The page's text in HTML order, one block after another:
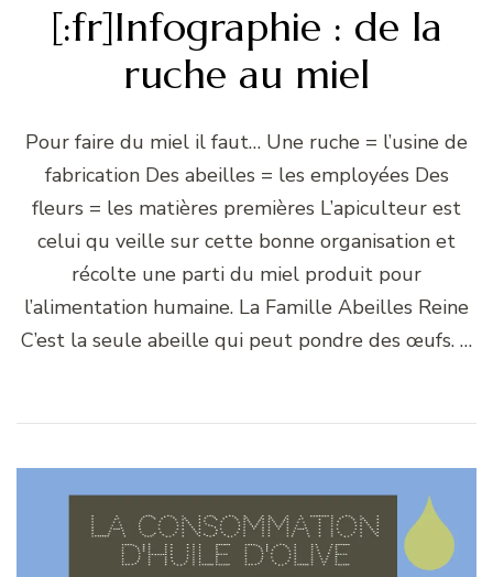
[:fr]Infographie : de la
ruche au miel
Pour faire du miel il faut… Une ruche = l’usine de
fabrication Des abeilles = les employées Des
fleurs = les matières premières L’apiculteur est
celui qu veille sur cette bonne organisation et
récolte une parti du miel produit pour
l’alimentation humaine. La Famille Abeilles Reine
C’est la seule abeille qui peut pondre des œufs. …